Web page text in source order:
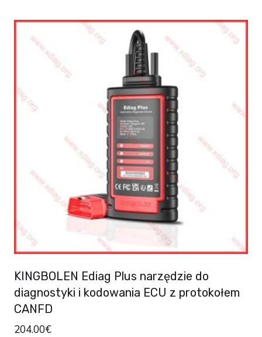
KINGBOLEN Ediag Plus narzędzie do
diagnostyki i kodowania ECU z protokołem
CANFD
204.00€